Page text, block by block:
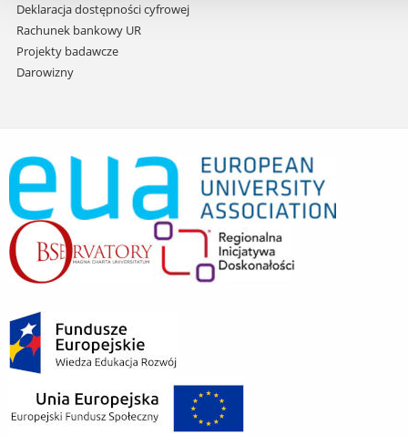
Deklaracja dostępności cyfrowej
Rachunek bankowy UR
Projekty badawcze
Darowizny